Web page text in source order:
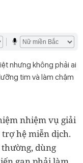
nhưng không phải ai
tim và làm chậm
nhiệm vụ giải
hệ miễn dịch.
dùng